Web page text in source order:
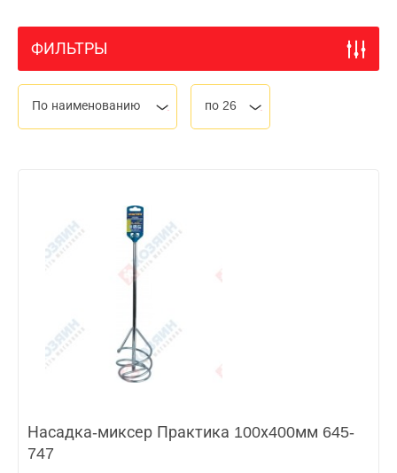
ФИЛЬТРЫ
По наименованию по 26
Насадка-миксер Практика 100х400мм 645-
747